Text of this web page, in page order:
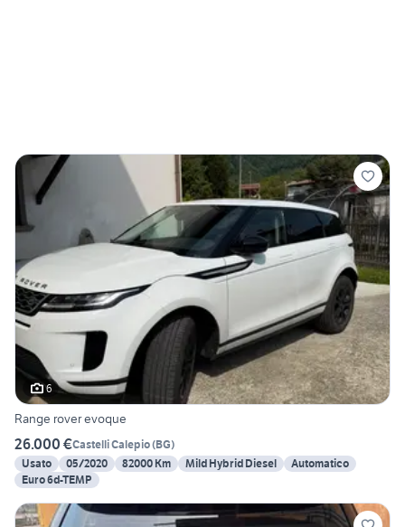
6
Range rover evoque
26.000 €Castelli Calepio(BG)
Usato
05/2020 82000 Km Mild Hybrid Diesel
Automatico
Euro 6d-TEMP